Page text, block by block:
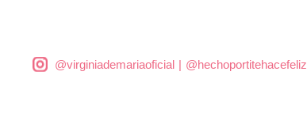
@virginiademariaoficial| @hechoportitehacefeliz